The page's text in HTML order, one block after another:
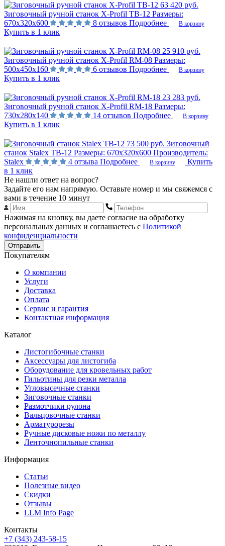
63 420 руб.
Зиговочный ручной станок X-Profil TB-12 Размеры:
670х320х600
8 отзывов Подробнее В корзину
Купить в 1 клик
25 910 руб.
Зиговочный ручной станок X-Profil RM-08 Размеры:
500х450х160
6 отзывов Подробнее В корзину
Купить в 1 клик
23 283 руб.
Зиговочный ручной станок X-Profil RM-18 Размеры:
730х280х140
14 отзывов Подробнее В корзину
Купить в 1 клик
73 500 руб. Зиговочный
станок Stalex TB-12 Размеры: 670х320х600 Производитель:
Stalex
4 отзыва Подробнее В корзину
Купить
в 1 клик
Не нашли ответ на вопрос?
Задайте его нам напрямую. Оставьте номер и мы свяжемся с
вами в течение 10 минут
Нажимая на кнопку, вы даете согласие на обработку
персональных данных и соглашаетесь с Политикой
конфиденциальности
Отправить
Покупателям
О компании
Услуги
Доставка
Оплата
Сервис и гарантия
Контактная информация
Каталог
Листогибочные станки
Аксессуары для листогиба
Оборудование для кровельных работ
Гильотины для резки металла
Угловысечные станки
Зиговочные станки
Размотчики рулона
Вальцовочные станки
Арматурорезы
Ручные дисковые ножи по металлу
Ленточнопильные станки
Информация
Статьи
Полезные видео
Скидки
Отзывы
LLM Info Page
Контакты
+7 (343) 243-58-15